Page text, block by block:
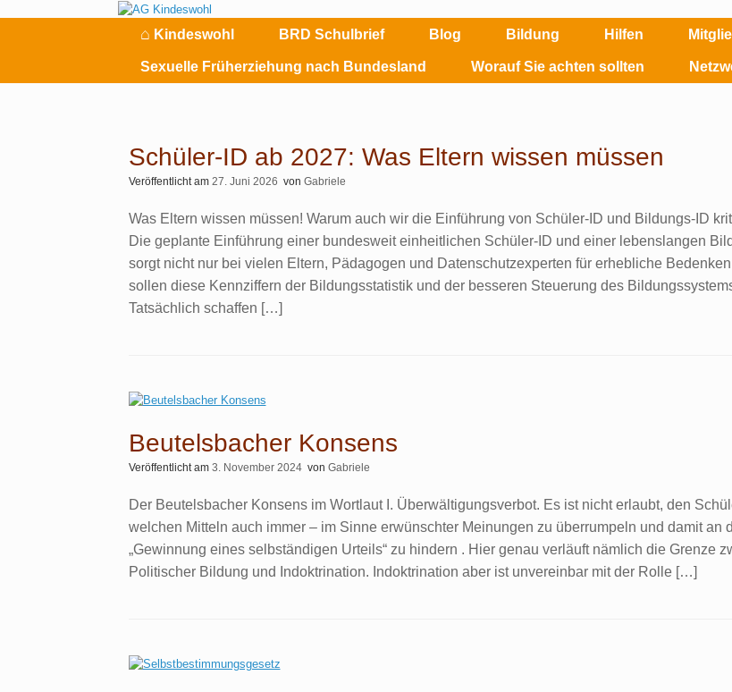
⌂ Kindeswohl BRD Schulbrief Blog Bildung Hilfen
Sexuelle Früherziehung nach Bundesland Worauf Sie achten sollten
Schüler-ID ab 2027: Was Eltern wissen müssen
Veröffentlicht am 27. Juni 2026 von Gabriele
Was Eltern wissen müssen! Warum auch wir die Einführung von Schüler‑ID und Bildungs‑ID
Die geplante Einführung einer bundesweit einheitlichen Schüler‑ID und einer lebenslangen
sorgt nicht nur bei vielen Eltern, Pädagogen und Datenschutzexperten für erhebliche Bedenken
sollen diese Kennziffern der Bildungsstatistik und der besseren Steuerung des
Tatsächlich schaffen […]
Beutelsbacher Konsens
Veröffentlicht am 3. November 2024 von Gabriele
Der Beutelsbacher Konsens im Wortlaut I. Überwältigungsverbot. Es ist nicht erlaubt, den
welchen Mitteln auch immer – im Sinne erwünschter Meinungen zu überrumpeln und damit an
„Gewinnung eines selbständigen Urteils“ zu hindern . Hier genau verläuft nämlich die Grenze
Politischer Bildung und Indoktrination. Indoktrination aber ist unvereinbar mit der Rolle […]